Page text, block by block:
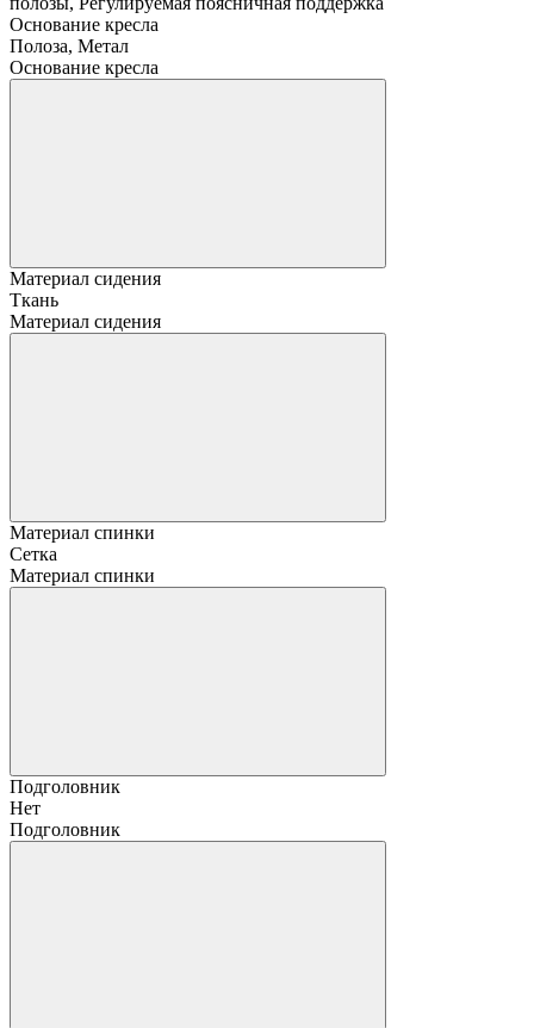
Основание кресла
Полоза, Метал
Основание кресла
Материал сидения
Ткань
Материал сидения
Материал спинки
Сетка
Материал спинки
Подголовник
Нет
Подголовник